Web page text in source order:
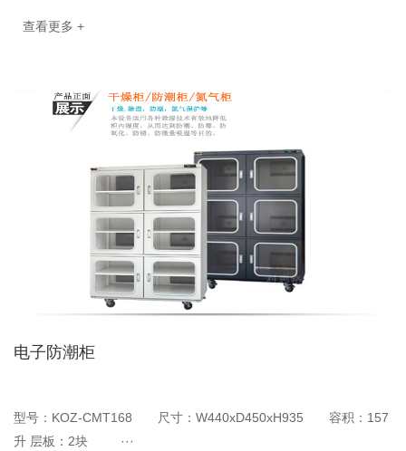
查看更多 +
电子防潮柜
型号：KOZ-CMT168 尺寸：W440xD450xH935 容积：157
升 层板：2块 ···